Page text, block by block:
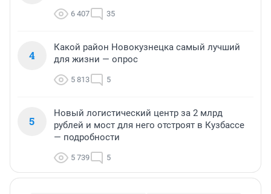
6 407 35
4
Какой район Новокузнецка самый лучший
для жизни — опрос
5 813 5
5
Новый логистический центр за 2 млрд
рублей и мост для него отстроят в Кузбассе
— подробности
5 739 5